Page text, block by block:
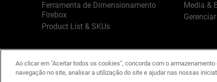
Ferramenta de Dimensionamento
Firebox
Product List & SKUs
Media &
Português Copyright © 1996-
Ao clicar em "Aceitar todos os cookies", concorda com o
navegação no site, analisar a utilização do site e ajudar nas nossas